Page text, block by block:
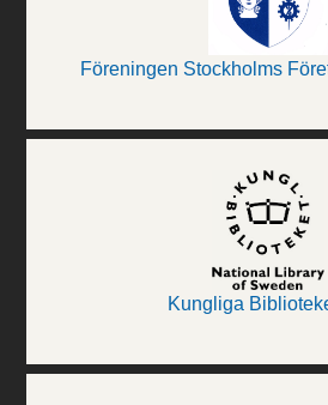
Föreningen Stockholms
Kungliga